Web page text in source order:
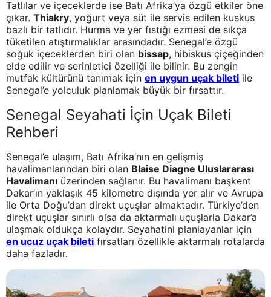
Tatlılar ve içeceklerde ise Batı Afrika’ya özgü etkiler öne
çıkar. Thiakry, yoğurt veya süt ile servis edilen kuskus
bazlı bir tatlıdır. Hurma ve yer fıstığı ezmesi de sıkça
tüketilen atıştırmalıklar arasındadır. Senegal’e özgü
soğuk içeceklerden biri olan bissap, hibiskus çiçeğinden
elde edilir ve serinletici özelliği ile bilinir. Bu zengin
mutfak kültürünü tanımak için en uygun uçak bileti ile
Senegal’e yolculuk planlamak büyük bir fırsattır.
Senegal Seyahati İçin Uçak Bileti
Rehberi
Senegal’e ulaşım, Batı Afrika’nın en gelişmiş
havalimanlarından biri olan Blaise Diagne Uluslararası
Havalimanı üzerinden sağlanır. Bu havalimanı başkent
Dakar’ın yaklaşık 45 kilometre dışında yer alır ve Avrupa
ile Orta Doğu’dan direkt uçuşlar almaktadır. Türkiye’den
direkt uçuşlar sınırlı olsa da aktarmalı uçuşlarla Dakar’a
ulaşmak oldukça kolaydır. Seyahatini planlayanlar için
en ucuz uçak bileti fırsatları özellikle aktarmalı rotalarda
daha fazladır.